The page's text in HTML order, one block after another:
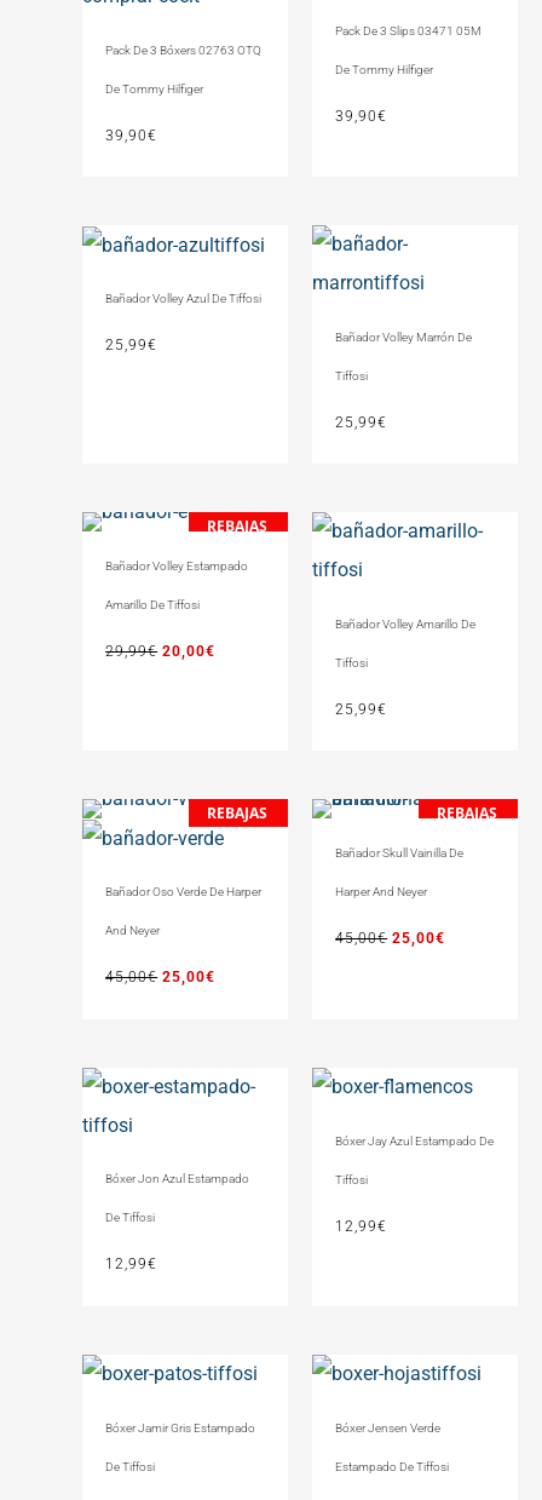
Pack De 3 Bóxers 02763 OTQ
De Tommy Hilfiger
39,90€
Pack De 3 Slips 03471 05M
De Tommy Hilfiger
39,90€
Bañador Volley Azul De Tiffosi
25,99€
Bañador Volley Marrón De
Tiffosi
25,99€
REBAJAS
Bañador Volley Estampado
Amarillo De Tiffosi
29,99€
era:
29,99€.
20,00€
El
Bañador Volley Amarillo De
Tiffosi
25,99€
REBAJAS
Bañador Oso Verde De Harper
And Neyer
45,00€
precio
era:
25,00€
El
precio
es:
REBAJAS
Bañador Skull Vainilla De
Harper And Neyer
45,00€
era:
45,00€.
25,00€
El
Bóxer Jon Azul Estampado
De Tiffosi
12,99€
Bóxer Jay Azul Estampado De
Tiffosi
12,99€
Bóxer Jamir Gris Estampado
De Tiffosi
Bóxer Jensen Verde
Estampado De Tiffosi